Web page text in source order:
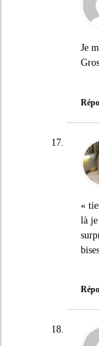
Je
«
là